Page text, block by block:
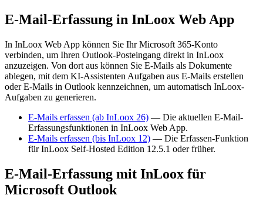
E-Mail-Erfassung in InLoox Web App
In InLoox Web App können Sie Ihr Microsoft 365-Konto
verbinden, um Ihren Outlook-Posteingang direkt in InLoox
anzuzeigen. Von dort aus können Sie E-Mails als Dokumente
ablegen, mit dem KI-Assistenten Aufgaben aus E-Mails erstellen
oder E-Mails in Outlook kennzeichnen, um automatisch InLoox-
Aufgaben zu generieren.
E-Mails erfassen (ab InLoox 26) — Die aktuellen E-Mail-
Erfassungsfunktionen in InLoox Web App.
E-Mails erfassen (bis InLoox 12) — Die Erfassen-Funktion
für InLoox Self-Hosted Edition 12.5.1 oder früher.
E-Mail-Erfassung mit InLoox für
Microsoft Outlook